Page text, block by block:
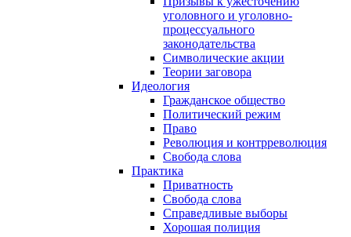
уголовного и уголовно-
процессуального
законодательства
Символические акции
Теории заговора
Идеология
Гражданское общество
Политический режим
Право
Революция и контрреволюция
Свобода слова
Практика
Приватность
Свобода слова
Справедливые выборы
Хорошая полиция